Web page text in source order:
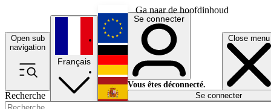
Ga naar de hoofdinhoud
Open sub
navigation
Close menu
Recherche
Français
English
Deutsch
Español
Se connecter
Vous êtes déconnecté.
Se connecter